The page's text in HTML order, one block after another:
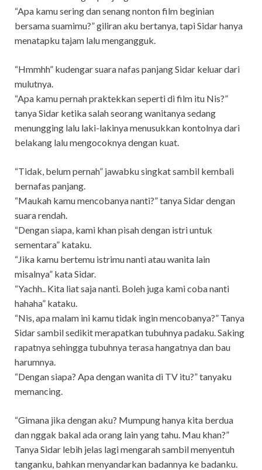
“Apa kamu sering dan senang nonton film beginian
bersama suamimu?” giliran aku bertanya, tapi Sidar hanya
menatapku tajam lalu mengangguk.
“Hmmhh” kudengar suara nafas panjang Sidar keluar dari
mulutnya.
“Apa kamu pernah praktekkan seperti di film itu Nis?”
tanya Sidar ketika salah seorang wanitanya sedang
menungging lalu laki-lakinya menusukkan kontolnya dari
belakang lalu mengocoknya dengan kuat.
“Tidak, belum pernah” jawabku singkat sambil kembali
bernafas panjang.
“Maukah kamu mencobanya nanti?” tanya Sidar dengan
suara rendah.
“Dengan siapa, kami khan pisah dengan istri untuk
sementara” kataku.
“Jika kamu bertemu istrimu nanti atau wanita lain
misalnya” kata Sidar.
“Yachh.. Kita liat saja nanti. Boleh juga kami coba nanti
hahaha” kataku.
“Nis, apa malam ini kamu tidak ingin mencobanya?” Tanya
Sidar sambil sedikit merapatkan tubuhnya padaku. Saking
rapatnya sehingga tubuhnya terasa hangatnya dan bau
harumnya.
“Dengan siapa? Apa dengan wanita di TV itu?” tanyaku
memancing.
“Gimana jika dengan aku? Mumpung hanya kita berdua
dan nggak bakal ada orang lain yang tahu. Mau khan?”
Tanya Sidar lebih jelas lagi mengarah sambil menyentuh
tanganku, bahkan menyandarkan badannya ke badanku.